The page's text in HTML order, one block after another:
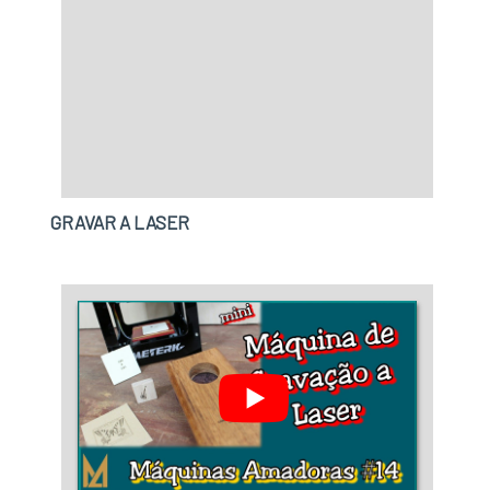
gravação portátil, é importante buscar uma
empresa que tenha produtos e serviços com
detalhes, mas de grande valia para saber a
procedência e seriedade da empresa.É por
tudo isso que a FHTEC - Máquinas, Peças e
Serviços é uma empresa inovadora quando
falamos de empresas do segmento de
comércio atacadista de máquinas e
equipamentos industriais. O objetivo é
disponibilizar o que há de melhor para fidelizar
GRAVAR A LASER